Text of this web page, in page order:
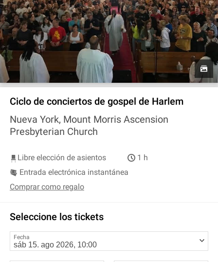
Ciclo de conciertos de gospel de Harlem
Nueva York, Mount Morris Ascension
Presbyterian Church
Libre elección de asientos
1 h
Entrada electrónica instantánea
Comprar como regalo
Seleccione los tickets
Fecha